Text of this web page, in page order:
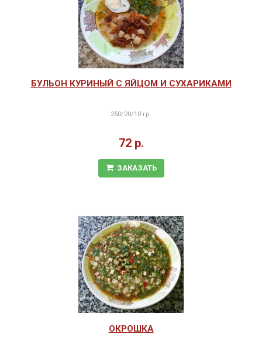
БУЛЬОН КУРИНЫЙ С ЯЙЦОМ И СУХАРИКАМИ
250/20/10 гр.
72 р.
ЗАКАЗАТЬ
ОКРОШКА